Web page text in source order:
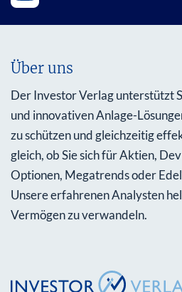
Über uns
Der Investor Verlag unterstützt
und innovativen Anlage-
zu schützen und gleichzeitig
gleich, ob Sie sich für Aktien,
Optionen, Megatrends oder
Unsere erfahrenen Analysten
Vermögen zu verwandeln.